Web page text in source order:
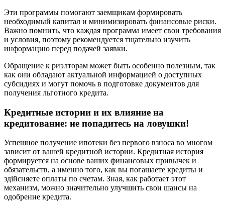
Эти программы помогают заемщикам формировать
необходимый капитал и минимизировать финансовые риски.
Важно помнить, что каждая программа имеет свои требования
и условия, поэтому рекомендуется тщательно изучить
информацию перед подачей заявки.
Обращение к риэлторам может быть особенно полезным, так
как они обладают актуальной информацией о доступных
субсидиях и могут помочь в подготовке документов для
получения льготного кредита.
Кредитные истории и их влияние на
кредитование: не попадитесь на ловушки!
Успешное получение ипотеки без первого взноса во многом
зависит от вашей кредитной истории. Кредитная история
формируется на основе ваших финансовых привычек и
обязательств, а именно того, как вы погашаете кредиты и
здійсняете оплаты по счетам. Зная, как работает этот
механизм, можно значительно улучшить свои шансы на
одобрение кредита.